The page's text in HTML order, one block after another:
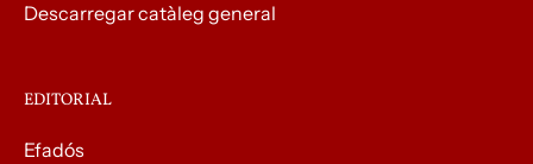
Descarregar catàleg general
EDITORIAL
Efadós